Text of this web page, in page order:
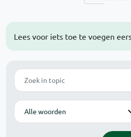
Lees voor iets toe te voegen
Zoek
Modus